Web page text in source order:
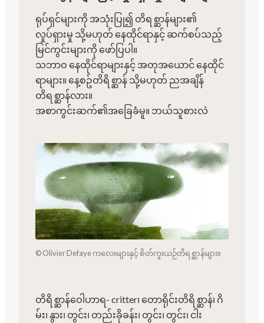
ရုပ်ရှင်များကို အသုံးပြု၍ တိရစ္ဆာန်များ၏
လှုပ်ရှားမှု သို့မဟုတ် နေထိုင်ရာနှင့် ဆက်စပ်သည့်
မြင်ကွင်းများကို ဖော်ပြပါ။
သဘာဝ နေထိုင်ရာများနှင့် အတုအယောင် နေထိုင်
ရာများ။ နေ့စဥ်တိရိစ္ဆာန် သို့မဟုတ် ညအချိန်
တိရစ္ဆာန်လား။
အစာကွင်းဆက်၏အခြေခံမူ။ ဘယ်သူစားလဲ
© Olivier Defaye ကလေးများနှင့် စိတ်ကူးယဉ်တိရစ္ဆာန်များ။
တိရိစ္ဆာန်ဝေါဟာရ- critter၊ တောရိုင်းတိရိစ္ဆာန်၊ ဂိ
မ်း၊ နွား၊ တွင်း၊ တည်းခိုခန်း၊ တွင်း၊ တွင်း၊ ငါး